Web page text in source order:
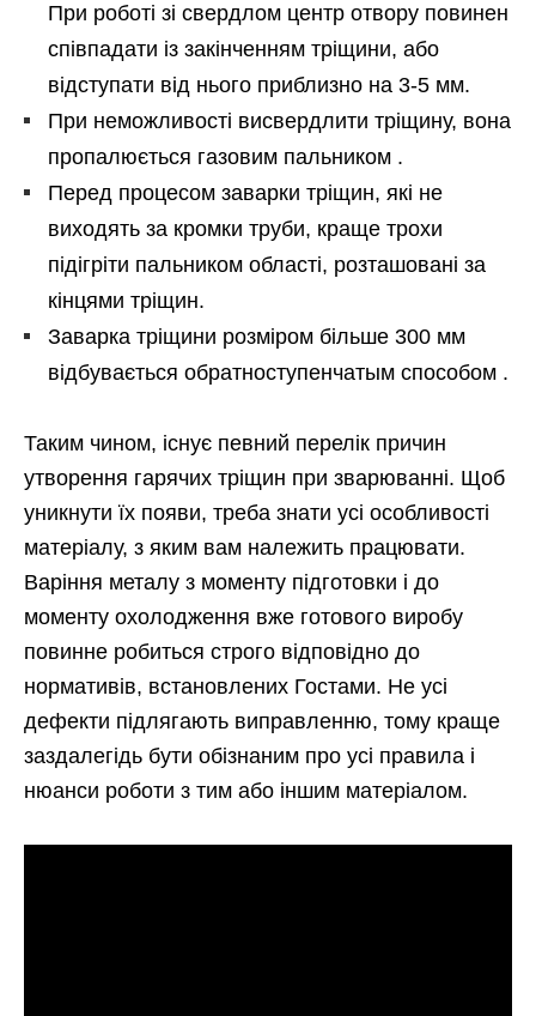
При роботі зі свердлом центр отвору повинен
співпадати із закінченням тріщини, або
відступати від нього приблизно на 3-5 мм.
При неможливості висвердлити тріщину, вона
пропалюється газовим пальником .
Перед процесом заварки тріщин, які не
виходять за кромки труби, краще трохи
підігріти пальником області, розташовані за
кінцями тріщин.
Заварка тріщини розміром більше 300 мм
відбувається обратноступенчатым способом .
Таким чином, існує певний перелік причин
утворення гарячих тріщин при зварюванні. Щоб
уникнути їх появи, треба знати усі особливості
матеріалу, з яким вам належить працювати.
Варіння металу з моменту підготовки і до
моменту охолодження вже готового виробу
повинне робиться строго відповідно до
нормативів, встановлених Гостами. Не усі
дефекти підлягають виправленню, тому краще
заздалегідь бути обізнаним про усі правила і
нюанси роботи з тим або іншим матеріалом.